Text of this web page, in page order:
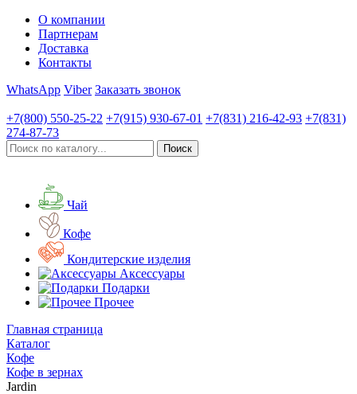
О компании
Партнерам
Доставка
Контакты
WhatsApp Viber Заказать звонок
+7(800) 550-25-22 +7(915) 930-67-01 +7(831) 216-42-93 +7(831)
274-87-73
Чай
Кофе
Кондитерские изделия
Аксессуары
Подарки
Прочее
Главная страница
Каталог
Кофе
Кофе в зернах
Jardin